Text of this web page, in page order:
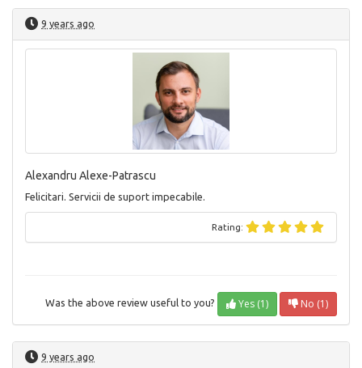
9 years ago
Alexandru Alexe-Patrascu
Felicitari. Servicii de suport impecabile.
Rating:
Was the above review useful to you? Yes (1) No (1)
9 years ago